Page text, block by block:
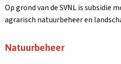
Op grond van de SVNL is subsidie
agrarisch natuurbeheer en
Natuurbeheer